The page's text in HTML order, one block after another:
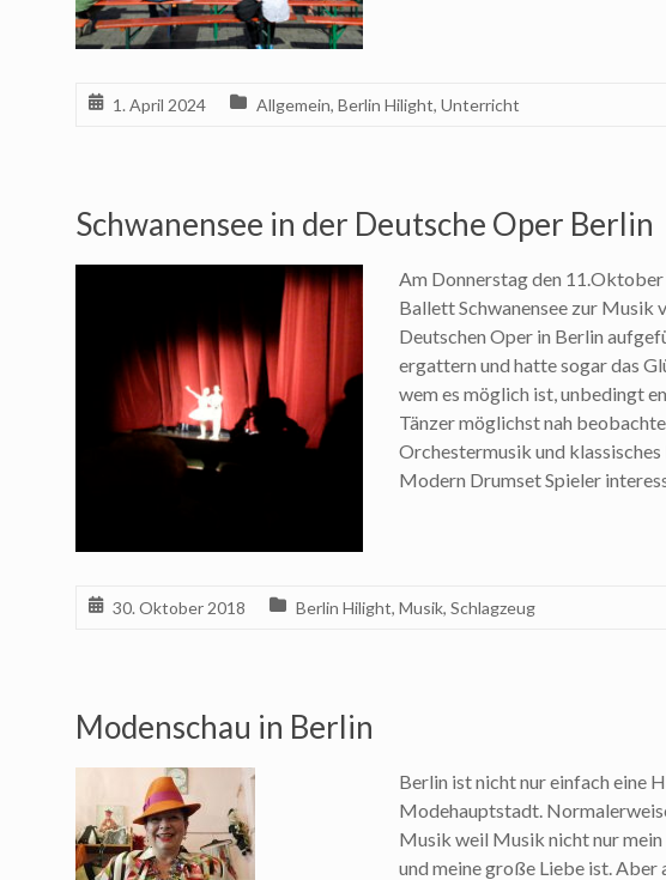
1. April 2024 Allgemein, Berlin Hilight, Unterricht
Schwanensee in der Deutsche Oper Berlin
Am Donnerstag den
Ballett Schwanensee zur Musik
Deutschen Oper in Berlin
ergattern und hatte sogar das
wem es möglich ist, unbedingt
Tänzer möglichst nah
Orchestermusik und
Modern Drumset Spieler
30. Oktober 2018 Berlin Hilight, Musik, Schlagzeug
Modenschau in Berlin
Berlin ist nicht nur einfach eine
Modehauptstadt.
Musik weil Musik nicht nur mein
und meine große Liebe ist. Aber